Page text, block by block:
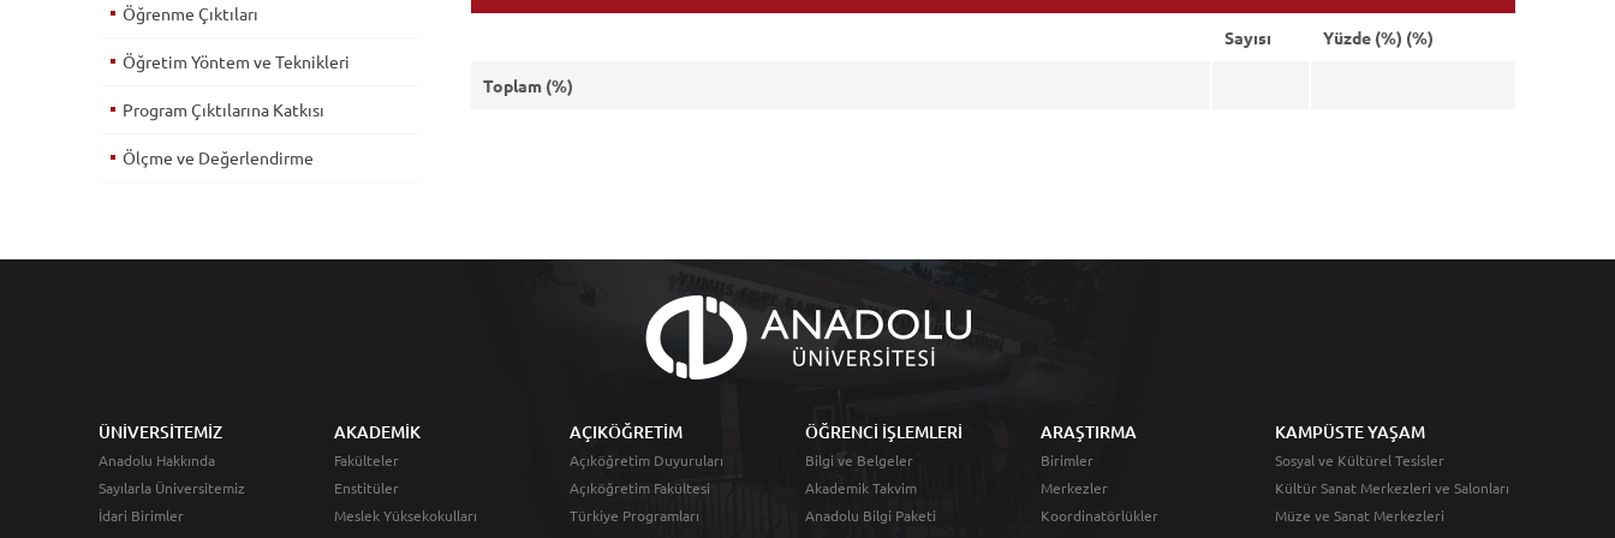
Sayısı Yüzde (%) (%)
Toplam (%)
Öğrenme Çıktıları
Öğretim Yöntem ve Teknikleri
Program Çıktılarına Katkısı
Ölçme ve Değerlendirme
ÜNİVERSİTEMİZ
Anadolu Hakkında
Sayılarla Üniversitemiz
İdari Birimler
AKADEMİK
Fakülteler
Enstitüler
Meslek Yüksekokulları
AÇIKÖĞRETİM
Açıköğretim Duyuruları
Açıköğretim Fakültesi
Türkiye Programları
ÖĞRENCİ İŞLEMLERİ
Bilgi ve Belgeler
Akademik Takvim
Anadolu Bilgi Paketi
ARAŞTIRMA
Birimler
Merkezler
Koordinatörlükler
KAMPÜSTE YAŞAM
Sosyal ve Kültürel Tesisler
Kültür Sanat Merkezleri ve Salonları
Müze ve Sanat Merkezleri